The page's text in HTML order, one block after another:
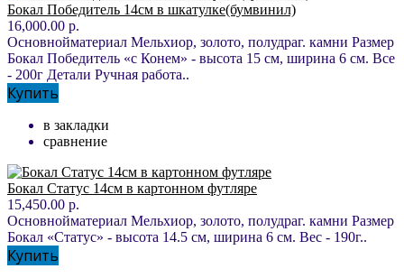
Бокал Победитель 14см в шкатулке(бумвинил)
16,000.00 р.
Основнойматериал Мельхиор, золото, полудраг. камни Размер
Бокал Победитель «с Конем» - высота 15 см, ширина 6 см. Все
- 200г Детали Ручная работа..
Купить
в закладки
сравнение
Бокал Статус 14см в картонном футляре
15,450.00 р.
Основнойматериал Мельхиор, золото, полудраг. камни Размер
Бокал «Статус» - высота 14.5 см, ширина 6 см. Вес - 190г..
Купить